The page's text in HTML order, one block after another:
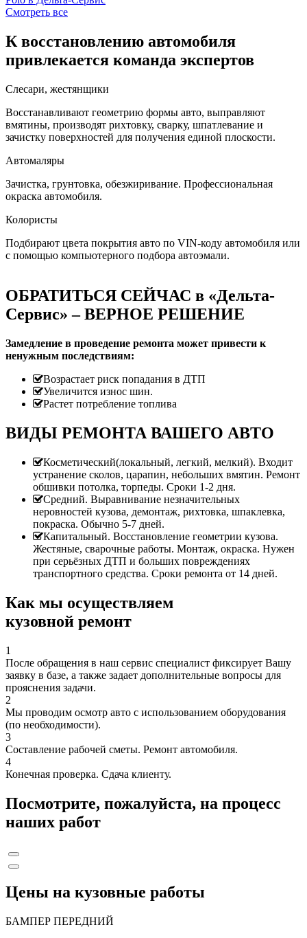
Смотреть все
К восстановлению автомобиля
привлекается команда экспертов
Слесари, жестянщики
Восстанавливают геометрию формы авто, выправляют
вмятины, производят рихтовку, сварку, шпатлевание и
зачистку поверхностей для получения единой плоскости.
Автомаляры
Зачистка, грунтовка, обезжиривание. Профессиональная
окраска автомобиля.
Колористы
Подбирают цвета покрытия авто по VIN-коду автомобиля или
с помощью компьютерного подбора автоэмали.
ОБРАТИТЬСЯ СЕЙЧАС в «Дельта-
Сервис» – ВЕРНОЕ РЕШЕНИЕ
Замедление в проведение ремонта может привести к
ненужным последствиям:
Возрастает риск попадания в ДТП
Увеличится износ шин.
Растет потребление топлива
ВИДЫ РЕМОНТА ВАШЕГО АВТО
Косметический(локальный, легкий, мелкий). Входит
устранение сколов, царапин, небольших вмятин. Ремонт
обшивки потолка, торпеды. Сроки 1-2 дня.
Средний. Выравнивание незначительных
неровностей кузова, демонтаж, рихтовка, шпаклевка,
покраска. Обычно 5-7 дней.
Капитальный. Восстановление геометрии кузова.
Жестяные, сварочные работы. Монтаж, окраска. Нужен
при серьёзных ДТП и больших повреждениях
транспортного средства. Сроки ремонта от 14 дней.
Как мы осуществляем
кузовной ремонт
1
После обращения в наш сервис специалист фиксирует Вашу
заявку в базе, а также задает дополнительные вопросы для
прояснения задачи.
2
Мы проводим осмотр авто с использованием оборудования
(по необходимости).
3
Составление рабочей сметы. Ремонт автомобиля.
4
Конечная проверка. Сдача клиенту.
Посмотрите, пожалуйста, на процесс
наших работ
Цены на кузовные работы
БАМПЕР ПЕРЕДНИЙ